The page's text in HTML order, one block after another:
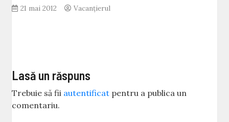
21 mai 2012 Vacanțierul
Lasă un răspuns
Trebuie să fii autentificat pentru a publica un
comentariu.